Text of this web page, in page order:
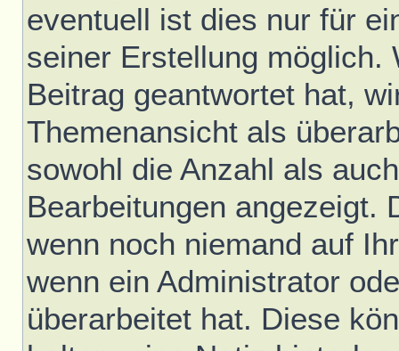
eventuell ist dies nur für
seiner Erstellung möglich.
Beitrag geantwortet hat,
Themenansicht als
sowohl die Anzahl als
Bearbeitungen angezeigt.
wenn noch niemand auf
wenn ein Administrator
überarbeitet hat. Diese